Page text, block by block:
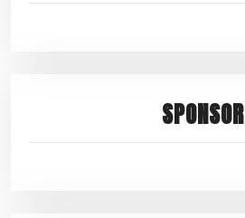
SPONSOR